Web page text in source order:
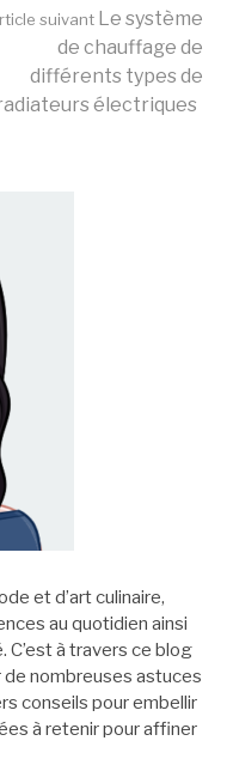
suivant Le système
de chauffage de
différents types de
électriques
et d’art culinaire,
au quotidien ainsi
C’est à travers ce blog
nombreuses astuces
conseils pour embellir
à retenir pour affiner